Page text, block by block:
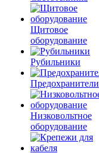
Щитовое
оборудование
Рубильники
Предохранители
Низковольтное
оборудование